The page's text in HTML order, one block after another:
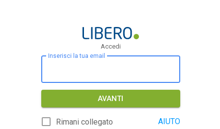
Accedi
Inserisci la tua email
AVANTI
Rimani collegato AIUTO